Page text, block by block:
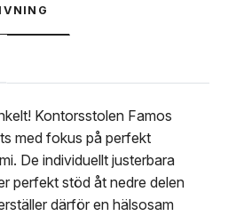
Kontorsstolen Famos
med fokus på perfekt
De individuellt justerbara
perfekt stöd åt nedre delen
därför en hälsosam